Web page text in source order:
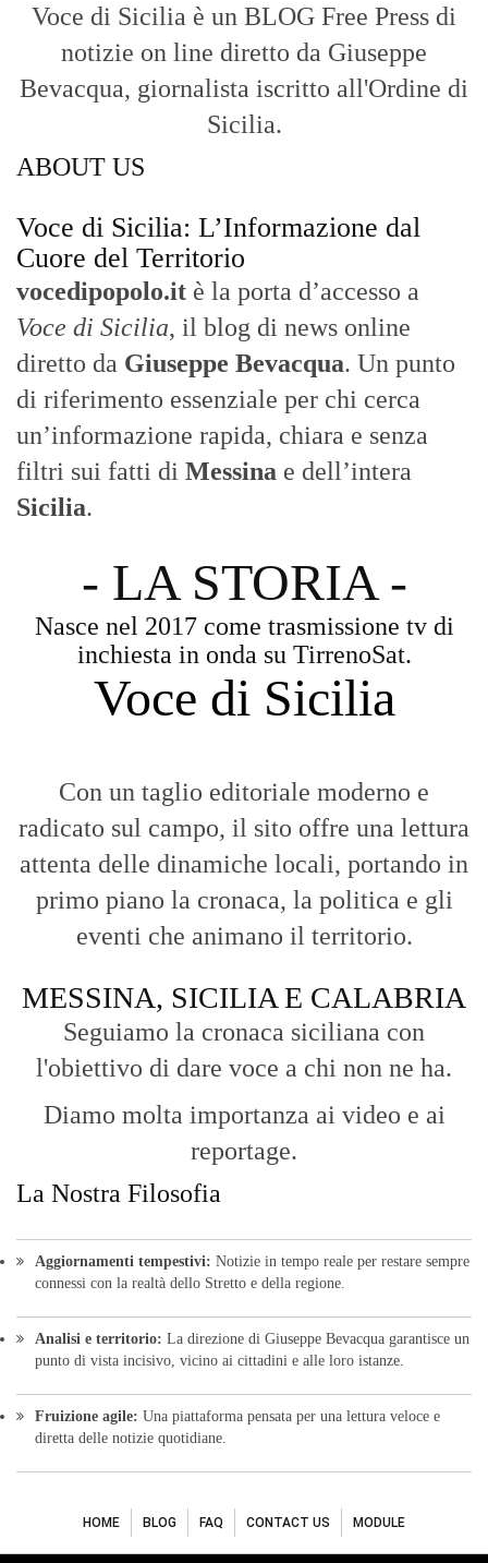
Voce di Sicilia è un BLOG Free Press di
notizie on line diretto da Giuseppe
Bevacqua, giornalista iscritto all'Ordine di
Sicilia.
ABOUT US
Voce di Sicilia: L’Informazione dal
Cuore del Territorio
vocedipopolo.it è la porta d’accesso a
Voce di Sicilia, il blog di news online
diretto da Giuseppe Bevacqua. Un punto
di riferimento essenziale per chi cerca
un’informazione rapida, chiara e senza
filtri sui fatti di Messina e dell’intera
Sicilia.
- LA STORIA -
Nasce nel 2017 come trasmissione tv di
inchiesta in onda su TirrenoSat.
Voce di Sicilia
Con un taglio editoriale moderno e
radicato sul campo, il sito offre una lettura
attenta delle dinamiche locali, portando in
primo piano la cronaca, la politica e gli
eventi che animano il territorio.
MESSINA, SICILIA E CALABRIA
Seguiamo la cronaca siciliana con
l'obiettivo di dare voce a chi non ne ha.
Diamo molta importanza ai video e ai
reportage.
La Nostra Filosofia
Aggiornamenti tempestivi: Notizie in tempo reale per restare sempre
connessi con la realtà dello Stretto e della regione.
Analisi e territorio: La direzione di Giuseppe Bevacqua garantisce un
punto di vista incisivo, vicino ai cittadini e alle loro istanze.
Fruizione agile: Una piattaforma pensata per una lettura veloce e
diretta delle notizie quotidiane.
HOME BLOG FAQ CONTACT US MODULE